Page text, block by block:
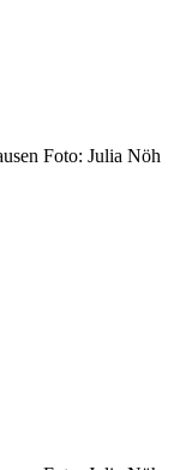
Foto: Julia Nöh